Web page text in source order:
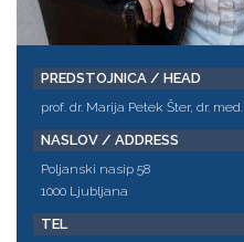
PREDSTOJNICA / HEAD
prof. dr. Marija Petek Šter, dr. med.
NASLOV / ADDRESS
Poljanski nasip 58
1000 Ljubljana
TEL